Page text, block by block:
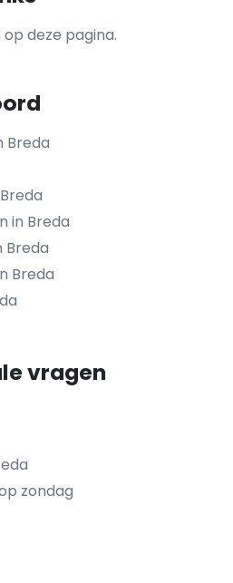
op deze pagina.
Breda
in Breda
Breda
Breda
vragen
zondag